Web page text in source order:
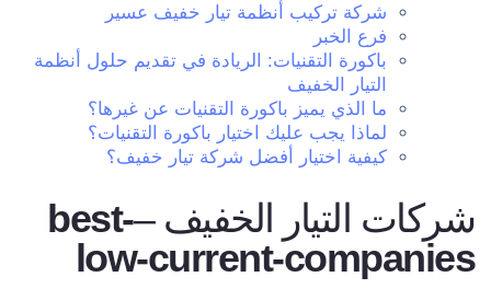
شركة تركيب أنظمة تيار خفيف عسير
فرع الخبر
باكورة التقنيات: الريادة في تقديم حلول أنظمة
التيار الخفيف
ما الذي يميز باكورة التقنيات عن غيرها؟
لماذا يجب عليك اختيار باكورة التقنيات؟
كيفية اختيار أفضل شركة تيار خفيف؟
شركات التيار الخفيف –best-
low-current-companies